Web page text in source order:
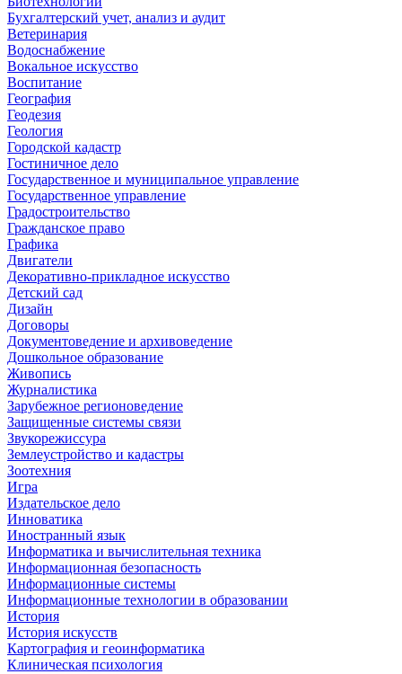
Бухгалтерский учет, анализ и аудит
Ветеринария
Водоснабжение
Вокальное искусство
Воспитание
География
Геодезия
Геология
Городской кадастр
Гостиничное дело
Государственное и муниципальное управление
Государственное управление
Градостроительство
Гражданское право
Графика
Двигатели
Декоративно-прикладное искусство
Детский сад
Дизайн
Договоры
Документоведение и архивоведение
Дошкольное образование
Живопись
Журналистика
Зарубежное регионоведение
Защищенные системы связи
Звукорежиссура
Землеустройство и кадастры
Зоотехния
Игра
Издательское дело
Инноватика
Иностранный язык
Информатика и вычислительная техника
Информационная безопасность
Информационные системы
Информационные технологии в образовании
История
История искусств
Картография и геоинформатика
Клиническая психология